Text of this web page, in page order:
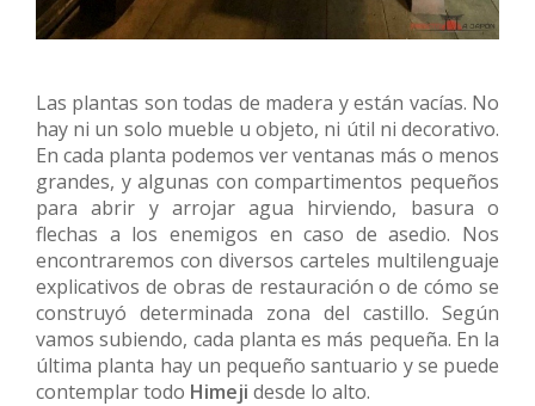
Las plantas son todas de madera y están vacías. No
hay ni un solo mueble u objeto, ni útil ni decorativo.
En cada planta podemos ver ventanas más o menos
grandes, y algunas con compartimentos pequeños
para abrir y arrojar agua hirviendo, basura o
flechas a los enemigos en caso de asedio. Nos
encontraremos con diversos carteles multilenguaje
explicativos de obras de restauración o de cómo se
construyó determinada zona del castillo. Según
vamos subiendo, cada planta es más pequeña. En la
última planta hay un pequeño santuario y se puede
contemplar todo Himeji desde lo alto.